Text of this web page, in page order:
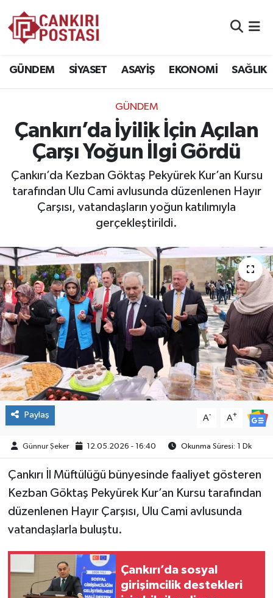
GÜNDEM SİYASET ASAYİŞ EKONOMİ SAĞLIK
GÜNDEM
Çankırı’da İyilik İçin Açılan
Çarşı Yoğun İlgi Gördü
Çankırı’da Kezban Göktaş Pekyürek Kur’an Kursu
tarafından Ulu Cami avlusunda düzenlenen Hayır
Çarşısı, vatandaşların yoğun katılımıyla
gerçekleştirildi.
Paylaş A- A+
Günnur Şeker 12.05.2026 - 16:40 Okunma Süresi: 1 Dk
Çankırı İl Müftülüğü bünyesinde faaliyet gösteren
Kezban Göktaş Pekyürek Kur’an Kursu tarafından
düzenlenen Hayır Çarşısı, Ulu Cami avlusunda
vatandaşlarla buluştu.
Çankırı’da sosyal
girişimcilik destekleri
EKONOMİ
SAĞLIK
SPOR
YAŞAM
ÇEVRE
İLÇELER
RESMİ İLANLAR
KÜLTÜR
TURİZM
MAGAZİN
VEFAT
BİLİM&TEKNOLOJİ
TÜRKİYE
Trafik Durumu
Süper Lig Puan Durumu ve Fikstür
Tüm Manşetler
Son Dakika Haberleri
Haber Arşivi